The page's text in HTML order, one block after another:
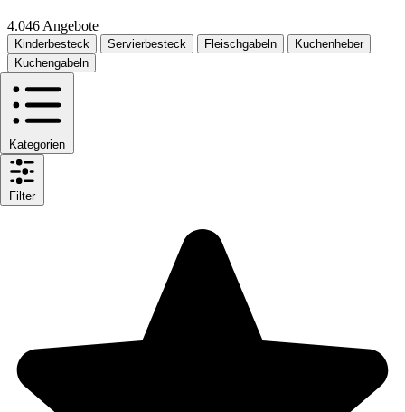
4.046 Angebote
Kinderbesteck Servierbesteck Fleischgabeln
Kuchenheber
Kuchengabeln
Kategorien
Filter